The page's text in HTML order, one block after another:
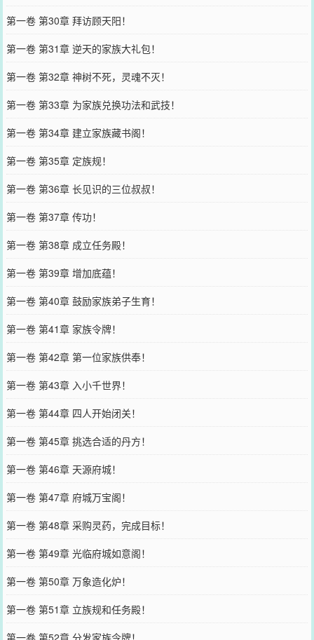
第一卷 第30章 拜访顾天阳！
第一卷 第31章 逆天的家族大礼包！
第一卷 第32章 神树不死，灵魂不灭！
第一卷 第33章 为家族兑换功法和武技！
第一卷 第34章 建立家族藏书阁！
第一卷 第35章 定族规！
第一卷 第36章 长见识的三位叔叔！
第一卷 第37章 传功！
第一卷 第38章 成立任务殿！
第一卷 第39章 增加底蕴！
第一卷 第40章 鼓励家族弟子生育！
第一卷 第41章 家族令牌！
第一卷 第42章 第一位家族供奉！
第一卷 第43章 入小千世界！
第一卷 第44章 四人开始闭关！
第一卷 第45章 挑选合适的丹方！
第一卷 第46章 天源府城！
第一卷 第47章 府城万宝阁！
第一卷 第48章 采购灵药，完成目标！
第一卷 第49章 光临府城如意阁！
第一卷 第50章 万象造化炉！
第一卷 第51章 立族规和任务殿！
第一卷 第52章 分发家族令牌！